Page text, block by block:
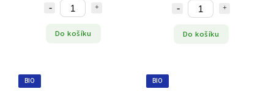
Do košíku Do košíku
BIO BIO